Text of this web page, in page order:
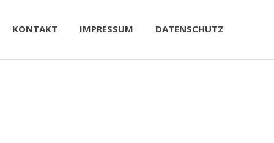
KONTAKT IMPRESSUM DATENSCHUTZ